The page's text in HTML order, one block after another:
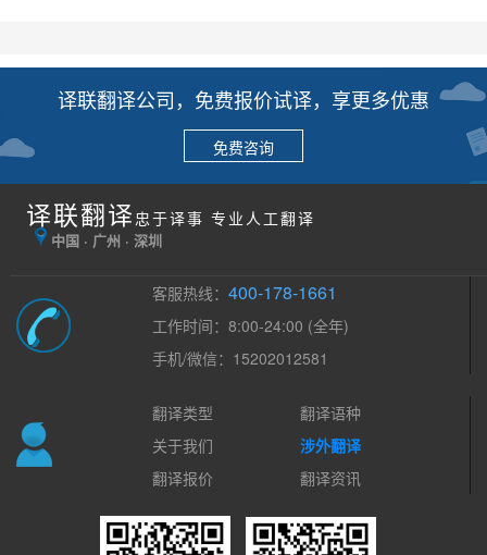
译联翻译公司，免费报价试译，享更多优惠
免费咨询
译联翻译 忠于译事 专业人工翻译
中国 · 广州 · 深圳
客服热线：400-178-1661
工作时间：8:00-24:00 (全年)
手机/微信：15202012581
翻译类型
翻译语种
关于我们
涉外翻译
翻译报价
翻译资讯